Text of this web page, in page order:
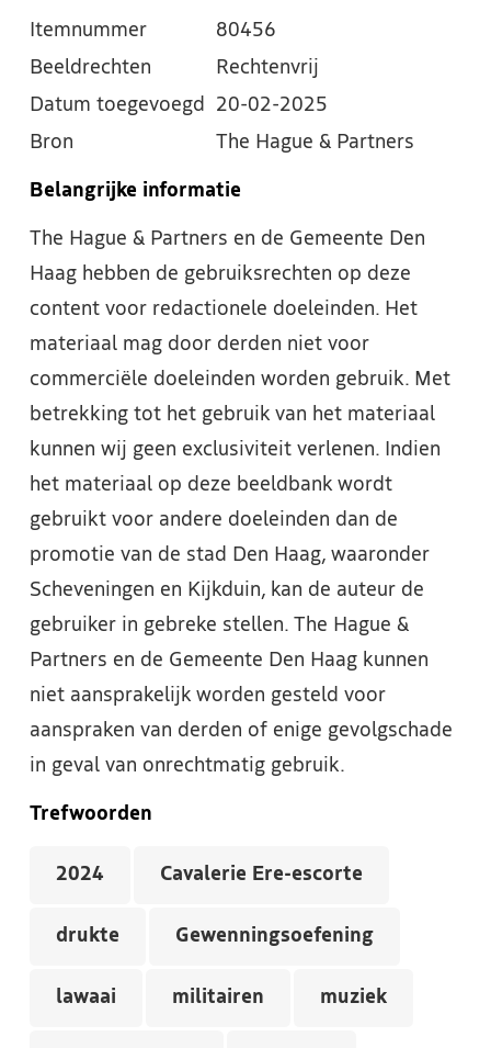
Itemnummer
80456
Beeldrechten
Rechtenvrij
Datum toegevoegd
20-02-2025
Bron
The Hague & Partners
Belangrijke informatie
The Hague & Partners en de Gemeente Den
Haag hebben de gebruiksrechten op deze
content voor redactionele doeleinden. Het
materiaal mag door derden niet voor
commerciële doeleinden worden gebruik. Met
betrekking tot het gebruik van het materiaal
kunnen wij geen exclusiviteit verlenen. Indien
het materiaal op deze beeldbank wordt
gebruikt voor andere doeleinden dan de
promotie van de stad Den Haag, waaronder
Scheveningen en Kijkduin, kan de auteur de
gebruiker in gebreke stellen. The Hague &
Partners en de Gemeente Den Haag kunnen
niet aansprakelijk worden gesteld voor
aanspraken van derden of enige gevolgschade
in geval van onrechtmatig gebruik.
Trefwoorden
2024 Cavalerie Ere-escorte
drukte Gewenningsoefening
lawaai militairen muziek